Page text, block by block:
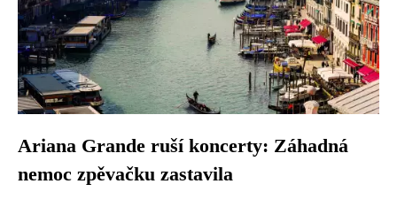
Ariana Grande ruší koncerty: Záhadná
nemoc zpěvačku zastavila